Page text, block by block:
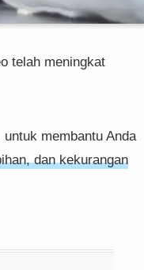
telah meningkat
membantu Anda
dan kekurangan